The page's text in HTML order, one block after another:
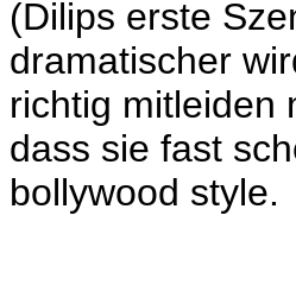
(Dilips erste
dramatischer
richtig mitleiden
dass sie fast
bollywood style.